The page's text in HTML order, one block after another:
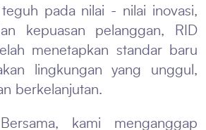
pada nilai - nilai inovasi,
kepuasan pelanggan, RID
menetapkan standar baru
lingkungan yang unggul,
berkelanjutan.
kami menganggap